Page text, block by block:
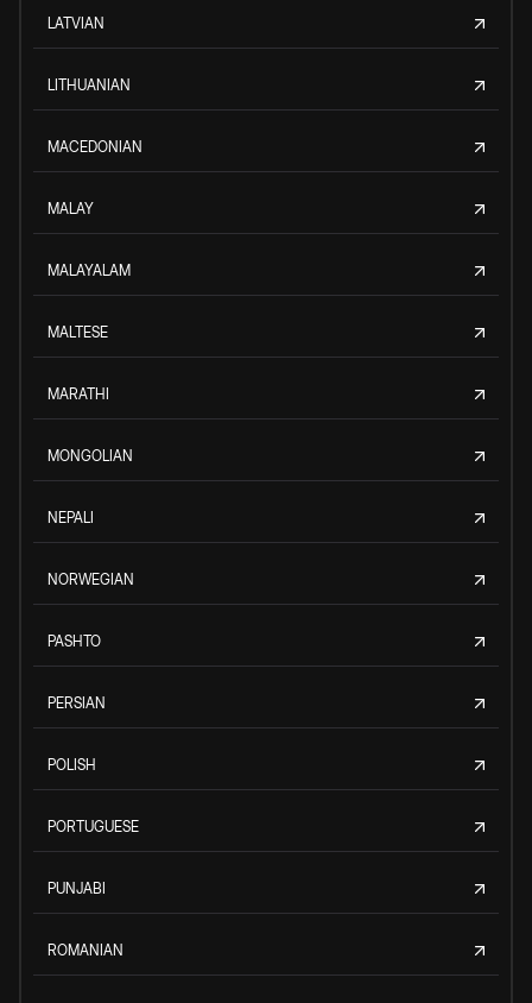
LATVIAN
LITHUANIAN
MACEDONIAN
MALAY
MALAYALAM
MALTESE
MARATHI
MONGOLIAN
NEPALI
NORWEGIAN
PASHTO
PERSIAN
POLISH
PORTUGUESE
PUNJABI
ROMANIAN